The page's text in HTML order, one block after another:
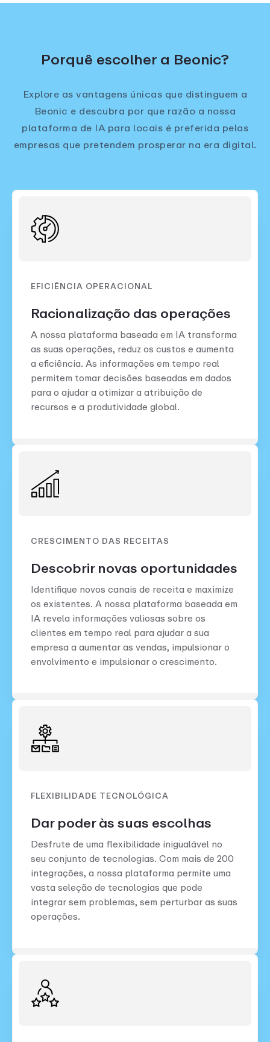
Porquê escolher a Beonic?
Explore as vantagens únicas que distinguem a
Beonic e descubra por que razão a nossa
plataforma de IA para locais é preferida pelas
empresas que pretendem prosperar na era digital.
EFICIÊNCIA OPERACIONAL
Racionalização das operações
A nossa plataforma baseada em IA transforma
as suas operações, reduz os custos e aumenta
a eficiência. As informações em tempo real
permitem tomar decisões baseadas em dados
para o ajudar a otimizar a atribuição de
recursos e a produtividade global.
CRESCIMENTO DAS RECEITAS
Descobrir novas oportunidades
Identifique novos canais de receita e maximize
os existentes. A nossa plataforma baseada em
IA revela informações valiosas sobre os
clientes em tempo real para ajudar a sua
empresa a aumentar as vendas, impulsionar o
envolvimento e impulsionar o crescimento.
FLEXIBILIDADE TECNOLÓGICA
Dar poder às suas escolhas
Desfrute de uma flexibilidade inigualável no
seu conjunto de tecnologias. Com mais de 200
integrações, a nossa plataforma permite uma
vasta seleção de tecnologias que pode
integrar sem problemas, sem perturbar as suas
operações.